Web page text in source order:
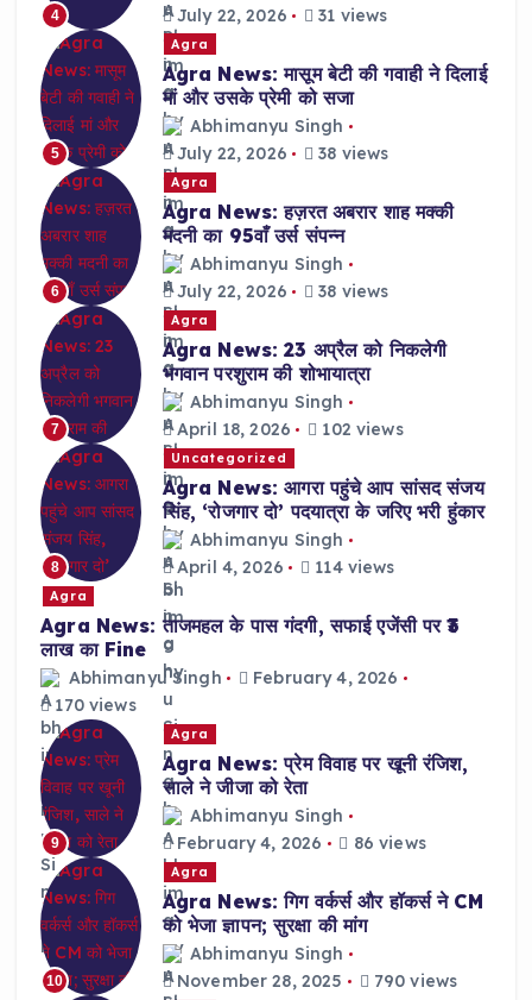
4
July 22, 2026
31 views
5
Agra
Agra News: मासूम बेटी की गवाही ने दिलाई
मां और उसके प्रेमी को सजा
Abhimanyu Singh
July 22, 2026
38 views
6
Agra
Agra News: हज़रत अबरार शाह मक्की
मदनी का 95वाँ उर्स संपन्न
Abhimanyu Singh
July 22, 2026
38 views
7
Agra
Agra News: 23 अप्रैल को निकलेगी
भगवान परशुराम की शोभायात्रा
Abhimanyu Singh
April 18, 2026
102 views
8
Uncategorized
Agra News: आगरा पहुंचे आप सांसद संजय
सिंह, ‘रोजगार दो’ पदयात्रा के जरिए भरी हुंकार
Abhimanyu Singh
April 4, 2026
114 views
Agra
Agra News: ताजमहल के पास गंदगी, सफाई एजेंसी पर ₹3
लाख का Fine
Abhimanyu Singh
February 4, 2026
170 views
9
Agra
Agra News: प्रेम विवाह पर खूनी रंजिश,
साले ने जीजा को रेता
Abhimanyu Singh
February 4, 2026
86 views
10
Agra
Agra News: गिग वर्कर्स और हॉकर्स ने CM
को भेजा ज्ञापन; सुरक्षा की मांग
Abhimanyu Singh
November 28, 2025
790 views